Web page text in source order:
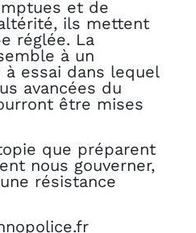
et de
ils mettent
réglée. La
à un
essai dans lequel
avancées du
être mises
que préparent
nous gouverner,
résistance